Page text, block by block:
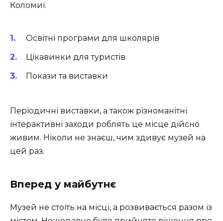
Коломиї.
Освітні програми для школярів
Цікавинки для туристів
Покази та виставки
Періодичні виставки, а також різноманітні
інтерактивні заходи роблять це місце дійсно
живим. Ніколи не знаєш, чим здивує музей на
цей раз.
Вперед у майбутнє
Музей не стоїть на місці, а розвивається разом із